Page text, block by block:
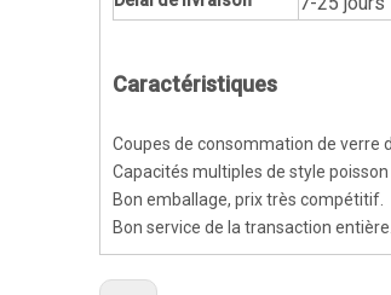
Caractéristiques
Coupes de consommation de verre
Capacités multiples de style
Bon emballage, prix très compétitif.
Bon service de la transaction entière.